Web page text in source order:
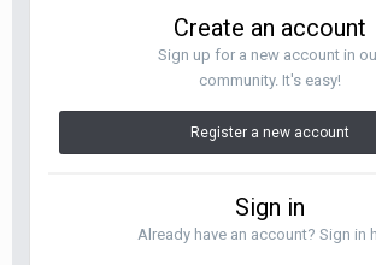
Create an account
Sign up for a new account in
community. It's easy!
Register a new account
Sign in
Already have an account? Sign in